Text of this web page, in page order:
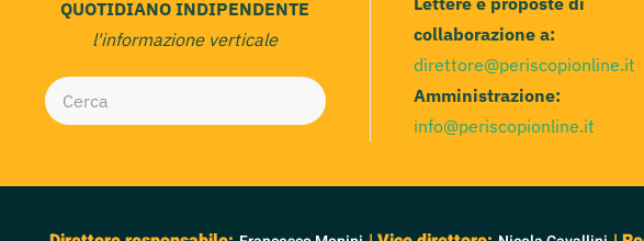
QUOTIDIANO INDIPENDENTE
l'informazione verticale
collaborazione a:
direttore@periscopionline.it
Amministrazione:
info@periscopionline.it